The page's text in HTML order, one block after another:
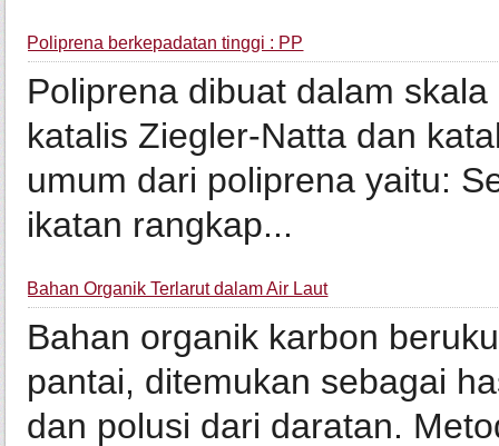
Poliprena berkepadatan tinggi : PP
Poliprena dibuat dalam
katalis Ziegler-Natta dan
umum dari poliprena yaitu:
ikatan rangkap...
Bahan Organik Terlarut dalam Air Laut
Bahan organik karbon
pantai, ditemukan sebagai
dan polusi dari daratan.